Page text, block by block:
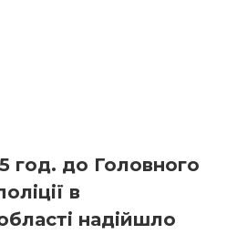
год. до Головного
в
надійшло